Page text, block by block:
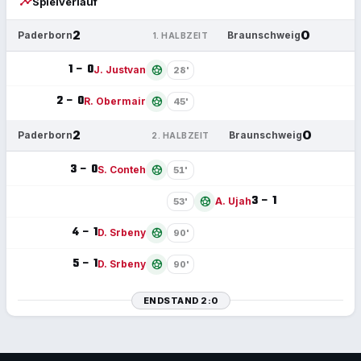
Paderborn2 1. HALBZEIT 0
Braunschweig
1 – 0J. Justvan sports_soccer 28'
2 – 0R. Obermair sports_soccer 45'
Paderborn2 2. HALBZEIT 0
Braunschweig
3 – 0S. Conteh sports_soccer 51'
53' sports_soccer A. Ujah3 – 1
4 – 1D. Srbeny sports_soccer 90'
5 – 1D. Srbeny sports_soccer 90'
ENDSTAND 2:0